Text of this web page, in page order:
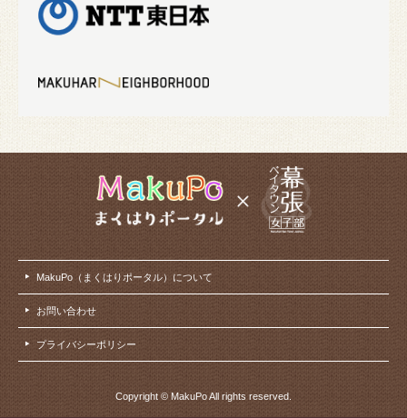
MakuPo（まくはりポータル）について
お問い合わせ
プライバシーポリシー
Copyright © MakuPo All rights reserved.